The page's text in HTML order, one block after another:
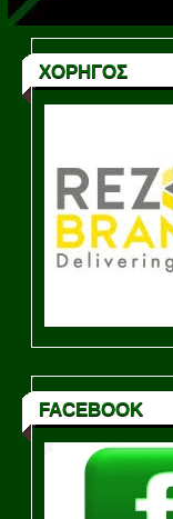
ΧΟΡΗΓΟΣ
FACEBOOK